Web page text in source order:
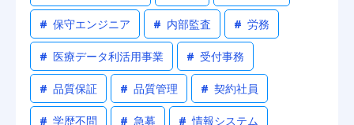
# 保守エンジニア # 内部監査 # 労務
# 医療データ利活用事業 # 受付事務
# 品質保証 # 品質管理 # 契約社員
# 学歴不問 # 急募 # 情報システム